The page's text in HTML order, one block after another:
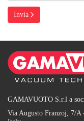
Invia
GAMAVUOTO S.r.l a
Via Augusto Franzoj, 7/A